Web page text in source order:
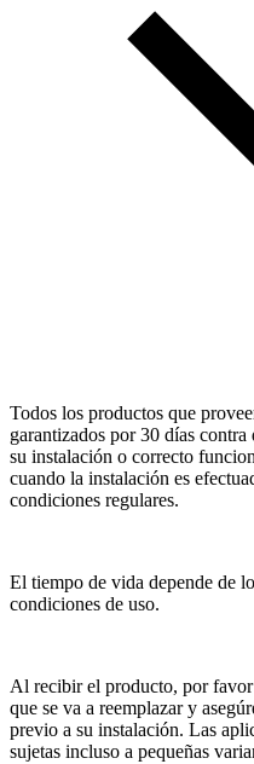
Todos los productos que
garantizados por 30 días
su instalación o correcto
cuando la instalación es
condiciones regulares.
El tiempo de vida depende de
condiciones de uso.
Al recibir el producto, por
que se va a reemplazar y
previo a su instalación. Las
sujetas incluso a pequeñas